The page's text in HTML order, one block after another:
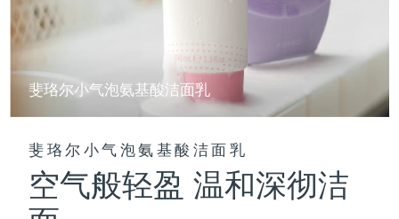
斐珞尔小气泡氨基酸洁面乳
斐珞尔小气泡氨基酸洁面乳
空气般轻盈 温和深彻洁